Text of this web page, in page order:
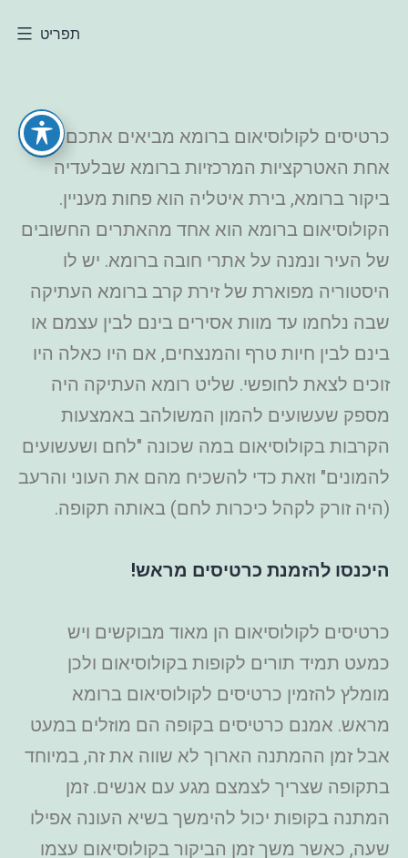
תפריט
כרטיסים לקולוסיאום ברומא מביאים אתכם אל
אחת האטרקציות המרכזיות ברומא שבלעדיה
ביקור ברומא, בירת איטליה הוא פחות מעניין.
הקולוסיאום ברומא הוא אחד מהאתרים החשובים
של העיר ונמנה על אתרי חובה ברומא. יש לו
היסטוריה מפוארת של זירת קרב ברומא העתיקה
שבה נלחמו עד מוות אסירים בינם לבין עצמם או
בינם לבין חיות טרף והמנצחים, אם היו כאלה היו
זוכים לצאת לחופשי. שליט רומא העתיקה היה
מספק שעשועים להמון המשולהב באמצעות
הקרבות בקולוסיאום במה שכונה "לחם ושעשועים
להמונים" וזאת כדי להשכיח מהם את העוני והרעב
(היה זורק לקהל כיכרות לחם) באותה תקופה.
היכנסו להזמנת כרטיסים מראש!
כרטיסים לקולוסיאום הן מאוד מבוקשים ויש
כמעט תמיד תורים לקופות בקולוסיאום ולכן
מומלץ להזמין כרטיסים לקולוסיאום ברומא
מראש. אמנם כרטיסים בקופה הם מוזלים במעט
אבל זמן ההמתנה הארוך לא שווה את זה, במיוחד
בתקופה שצריך לצמצם מגע עם אנשים. זמן
המתנה בקופות יכול להימשך בשיא העונה אפילו
שעה, כאשר משך זמן הביקור בקולוסיאום עצמו